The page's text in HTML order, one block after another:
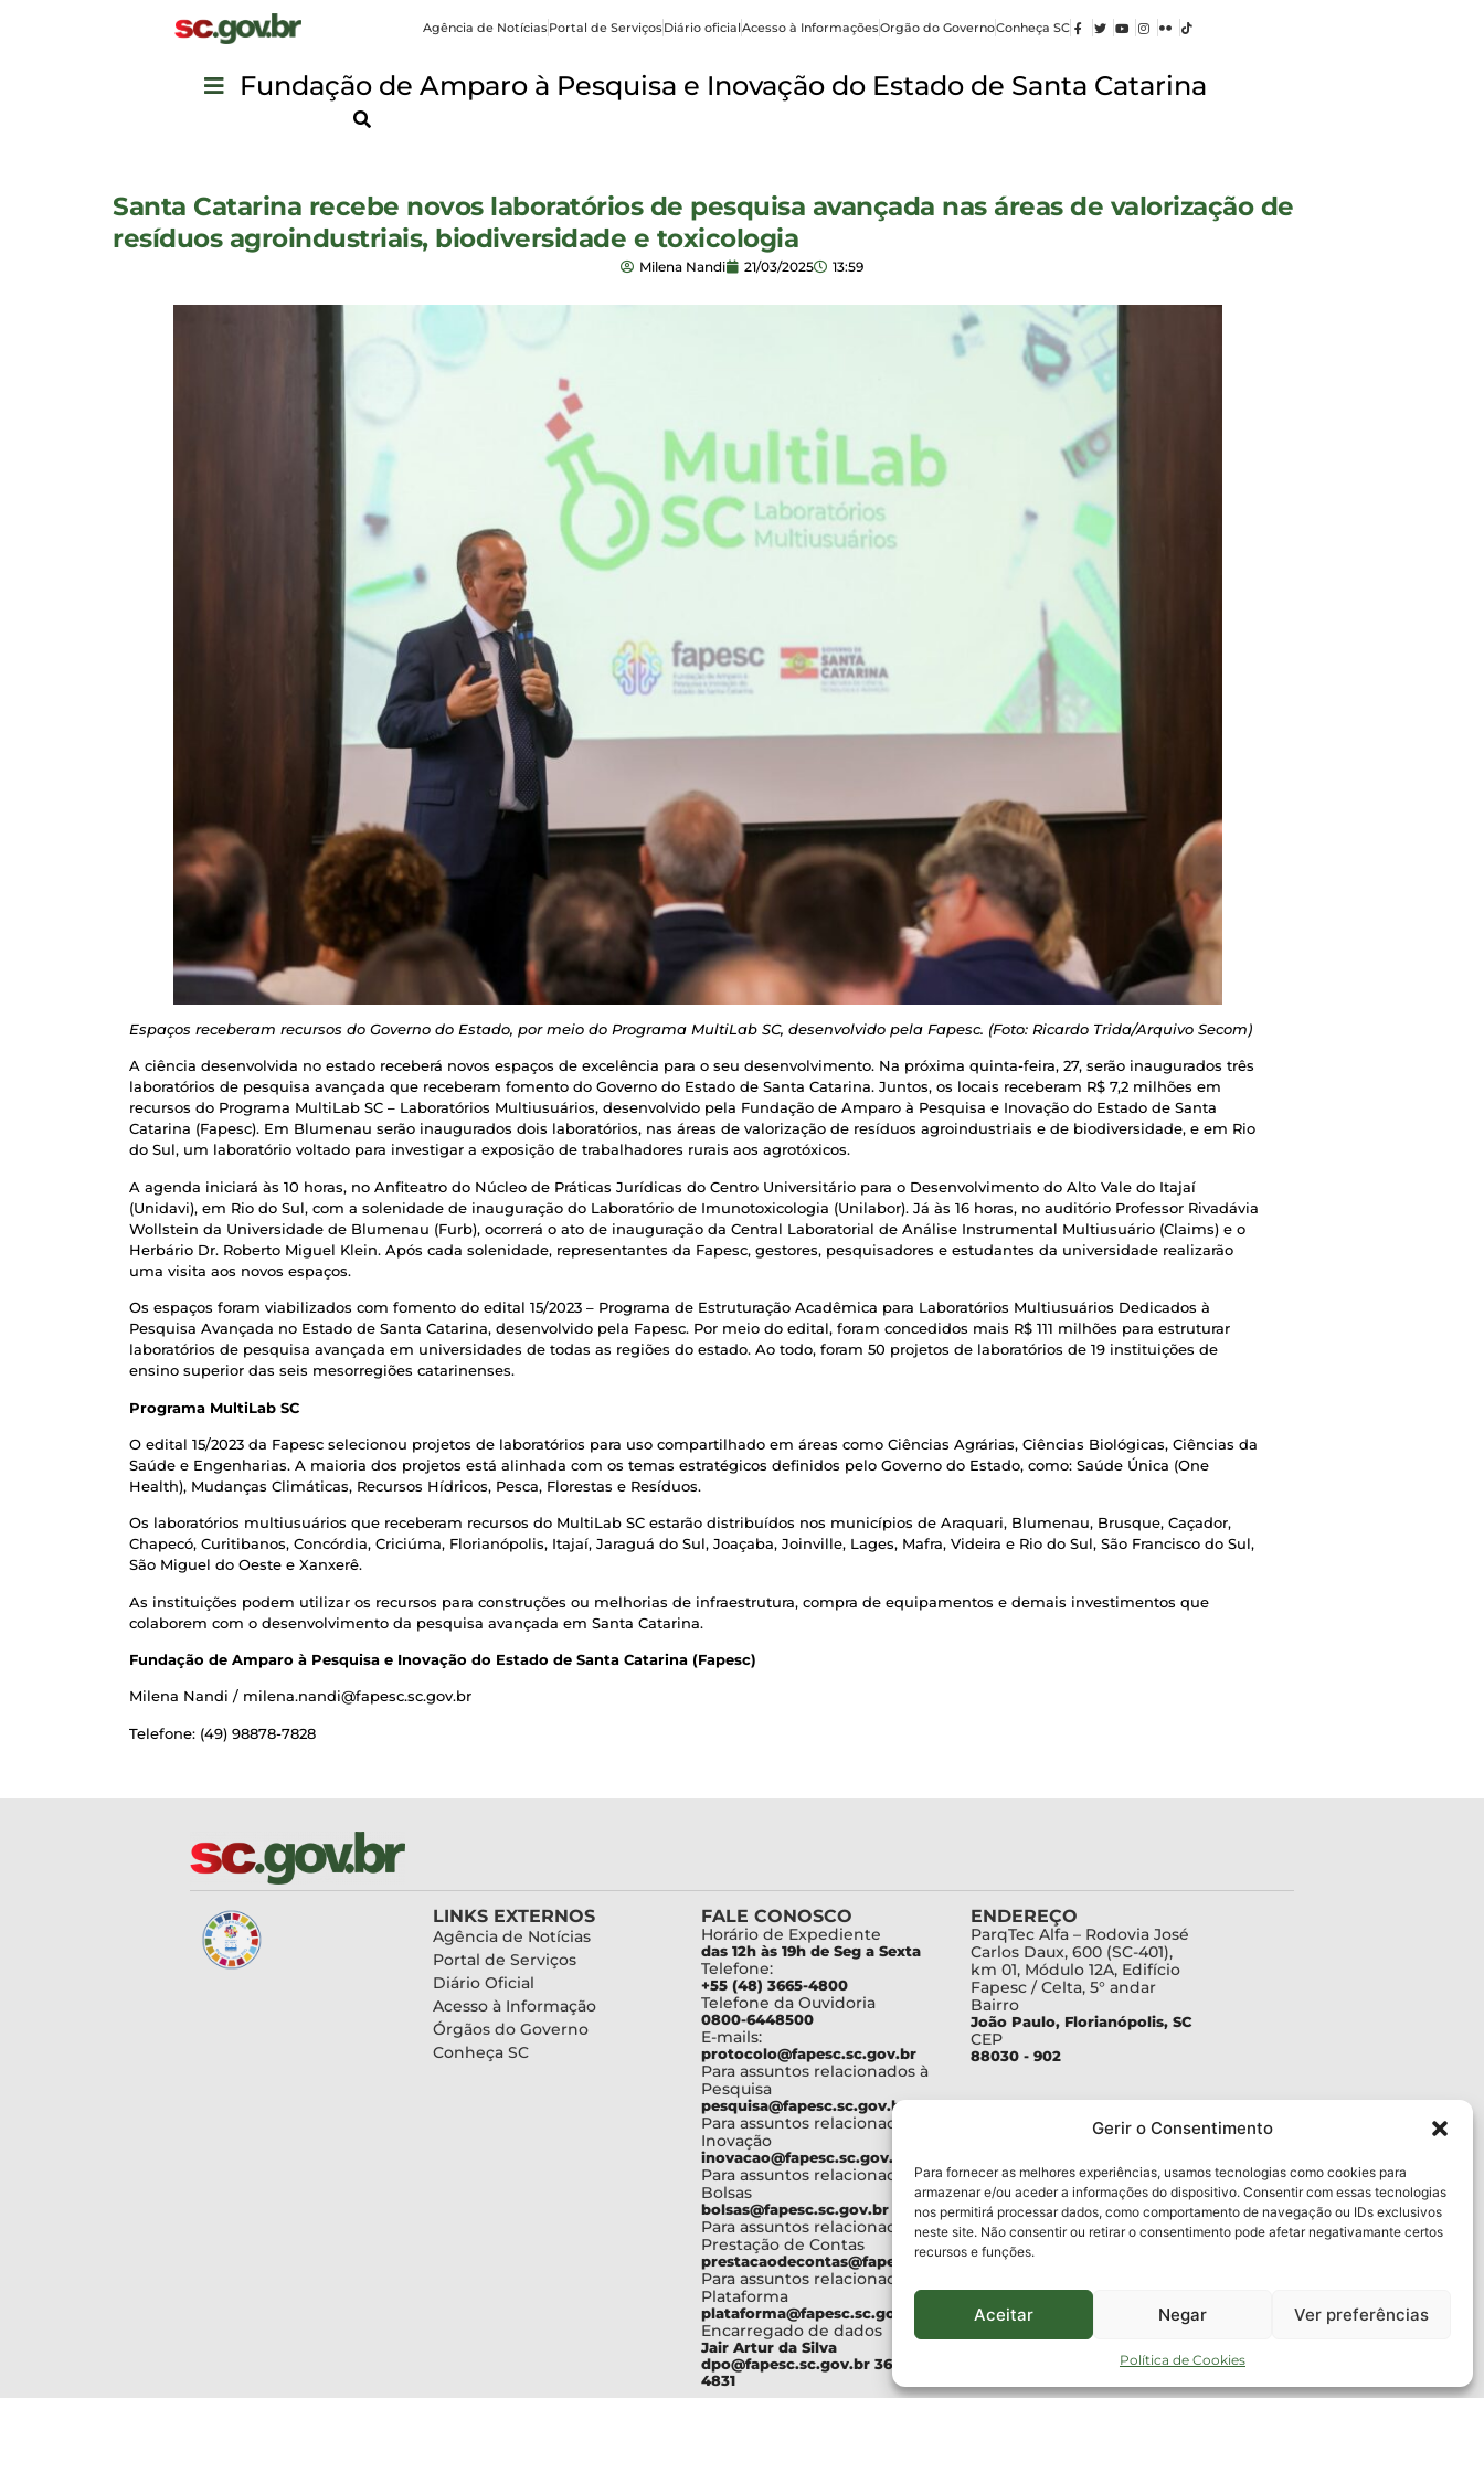
Gerir o Consentimento
Para fornecer as melhores experiências, usamos tecnologias como cookies para
armazenar e/ou aceder a informações do dispositivo. Consentir com essas tecnologias
nos permitirá processar dados, como comportamento de navegação ou IDs exclusivos
neste site. Não consentir ou retirar o consentimento pode afetar negativamante certos
recursos e funções.
Aceitar Negar Ver preferências
Política de Cookies
Agência de NotíciasPortal de ServiçosDiário oficialAcesso à InformaçõesOrgão do GovernoConheça SC
Fundação de Amparo à Pesquisa e Inovação do Estado de Santa Catarina
Santa Catarina recebe novos laboratórios de pesquisa avançada nas áreas de valorização de
resíduos agroindustriais, biodiversidade e toxicologia
Milena Nandi 21/03/2025 13:59
Espaços receberam recursos do Governo do Estado, por meio do Programa MultiLab SC, desenvolvido pela Fapesc. (Foto: Ricardo Trida/Arquivo Secom)
A ciência desenvolvida no estado receberá novos espaços de excelência para o seu desenvolvimento. Na próxima quinta-feira, 27, serão inaugurados três
laboratórios de pesquisa avançada que receberam fomento do Governo do Estado de Santa Catarina. Juntos, os locais receberam R$ 7,2 milhões em
recursos do Programa MultiLab SC – Laboratórios Multiusuários, desenvolvido pela Fundação de Amparo à Pesquisa e Inovação do Estado de Santa
Catarina (Fapesc). Em Blumenau serão inaugurados dois laboratórios, nas áreas de valorização de resíduos agroindustriais e de biodiversidade, e em Rio
do Sul, um laboratório voltado para investigar a exposição de trabalhadores rurais aos agrotóxicos.
A agenda iniciará às 10 horas, no Anfiteatro do Núcleo de Práticas Jurídicas do Centro Universitário para o Desenvolvimento do Alto Vale do Itajaí
(Unidavi), em Rio do Sul, com a solenidade de inauguração do Laboratório de Imunotoxicologia (Unilabor). Já às 16 horas, no auditório Professor Rivadávia
Wollstein da Universidade de Blumenau (Furb), ocorrerá o ato de inauguração da Central Laboratorial de Análise Instrumental Multiusuário (Claims) e o
Herbário Dr. Roberto Miguel Klein. Após cada solenidade, representantes da Fapesc, gestores, pesquisadores e estudantes da universidade realizarão
uma visita aos novos espaços.
Os espaços foram viabilizados com fomento do edital 15/2023 – Programa de Estruturação Acadêmica para Laboratórios Multiusuários Dedicados à
Pesquisa Avançada no Estado de Santa Catarina, desenvolvido pela Fapesc. Por meio do edital, foram concedidos mais R$ 111 milhões para estruturar
laboratórios de pesquisa avançada em universidades de todas as regiões do estado. Ao todo, foram 50 projetos de laboratórios de 19 instituições de
ensino superior das seis mesorregiões catarinenses.
Programa MultiLab SC
O edital 15/2023 da Fapesc selecionou projetos de laboratórios para uso compartilhado em áreas como Ciências Agrárias, Ciências Biológicas, Ciências da
Saúde e Engenharias. A maioria dos projetos está alinhada com os temas estratégicos definidos pelo Governo do Estado, como: Saúde Única (One
Health), Mudanças Climáticas, Recursos Hídricos, Pesca, Florestas e Resíduos.
Os laboratórios multiusuários que receberam recursos do MultiLab SC estarão distribuídos nos municípios de Araquari, Blumenau, Brusque, Caçador,
Chapecó, Curitibanos, Concórdia, Criciúma, Florianópolis, Itajaí, Jaraguá do Sul, Joaçaba, Joinville, Lages, Mafra, Videira e Rio do Sul, São Francisco do Sul,
São Miguel do Oeste e Xanxerê.
As instituições podem utilizar os recursos para construções ou melhorias de infraestrutura, compra de equipamentos e demais investimentos que
colaborem com o desenvolvimento da pesquisa avançada em Santa Catarina.
Fundação de Amparo à Pesquisa e Inovação do Estado de Santa Catarina (Fapesc)
Milena Nandi / milena.nandi@fapesc.sc.gov.br
Telefone: (49) 98878-7828
LINKS EXTERNOS
Agência de Notícias
Portal de Serviços
Diário Oficial
Acesso à Informação
Órgãos do Governo
Conheça SC
FALE CONOSCO
Horário de Expediente
das 12h às 19h de Seg a Sexta
Telefone:
+55 (48) 3665-4800
Telefone da Ouvidoria
0800-6448500
E-mails:
protocolo@fapesc.sc.gov.br
Para assuntos relacionados à
Pesquisa
pesquisa@fapesc.sc.gov.br
Para assuntos relacionados à
Inovação
inovacao@fapesc.sc.gov.br
Para assuntos relacionados à
Bolsas
bolsas@fapesc.sc.gov.br
Para assuntos relacionados à
Prestação de Contas
prestacaodecontas@fapesc.sc.gov.br
Para assuntos relacionados à
Plataforma
plataforma@fapesc.sc.gov.br
Encarregado de dados
Jair Artur da Silva
dpo@fapesc.sc.gov.br 3665-
4831
ENDEREÇO
ParqTec Alfa – Rodovia José
Carlos Daux, 600 (SC-401),
km 01, Módulo 12A, Edifício
Fapesc / Celta, 5° andar
Bairro
João Paulo, Florianópolis, SC
CEP
88030 - 902